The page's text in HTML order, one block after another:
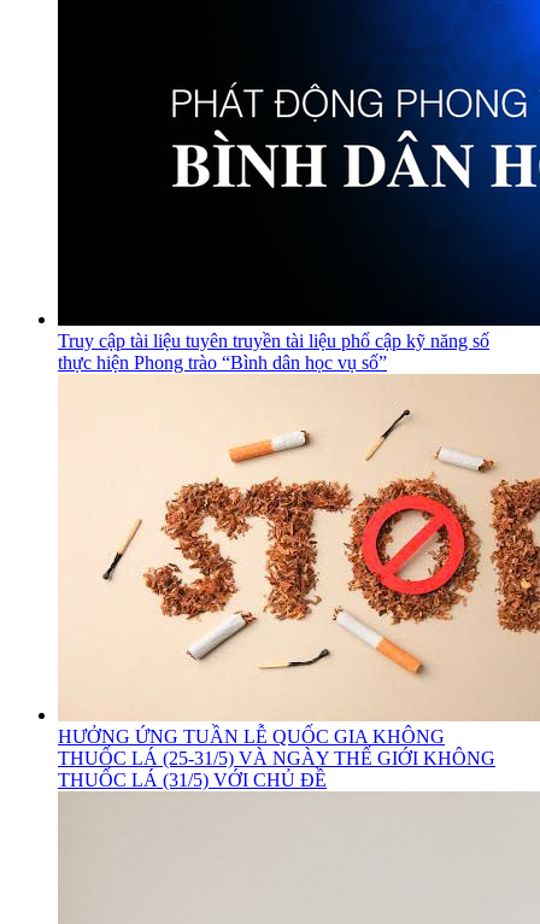
Truy cập tài liệu tuyên truyền tài liệu phổ cập kỹ năng số
thực hiện Phong trào “Bình dân học vụ số”
HƯỞNG ỨNG TUẦN LỄ QUỐC GIA KHÔNG
THUỐC LÁ (25-31/5) VÀ NGÀY THẾ GIỚI KHÔNG
THUỐC LÁ (31/5) VỚI CHỦ ĐỀ